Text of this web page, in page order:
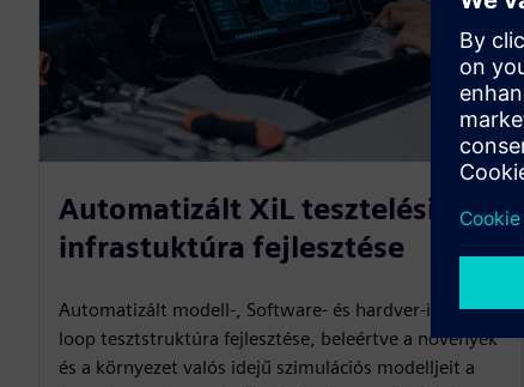
Automatizált XiL tesztelési
infrastuktúra fejlesztése
Automatizált modell-, Software- és hardver-in-the-
loop tesztstruktúra fejlesztése, beleértve a növények
és a környezet valós idejű szimulációs modelljeit a